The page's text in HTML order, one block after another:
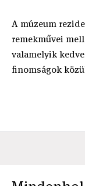
A múzeum
remekművei
valamelyik
finomságok